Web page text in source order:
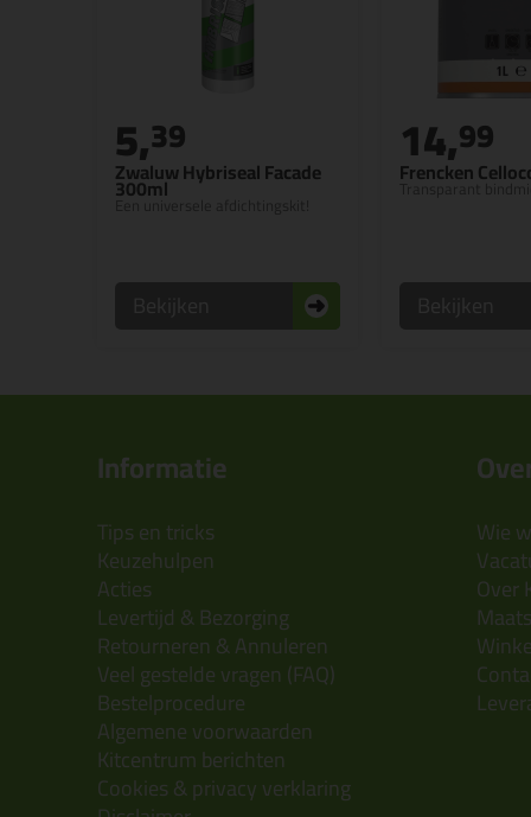
Zwaluw Hybriseal Facade
300ml
Een universele afdichtingskit!
5,39
Frencken
Transparant
14,99
Informatie
Tips en tricks
Keuzehulpen
Acties
Levertijd & Bezorging
Retourneren & Annuleren
Veel gestelde vragen (FAQ)
Bestelprocedure
Algemene voorwaarden
Kitcentrum berichten
Cookies & privacy verklaring
Wie
Over